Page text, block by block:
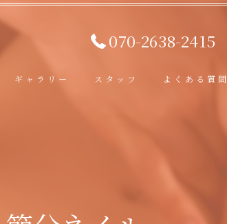
070-2638-2415
ギャラリー スタッフ よくある質問